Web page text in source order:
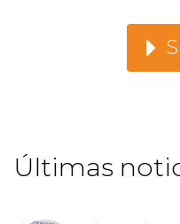
Últimas